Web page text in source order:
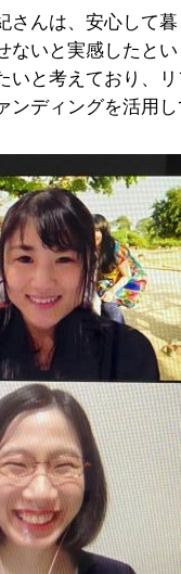
さんは、安心して
ないと実感したと
いと考えており、
ンディングを活用し